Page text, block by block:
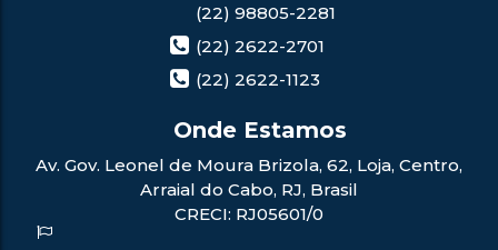
(22) 98805-2281
(22) 2622-2701
(22) 2622-1123
Av. Gov. Leonel de Moura Brizola, 62, Loja, Centro,
Arraial do Cabo, RJ, Brasil
CRECI: RJ05601/0